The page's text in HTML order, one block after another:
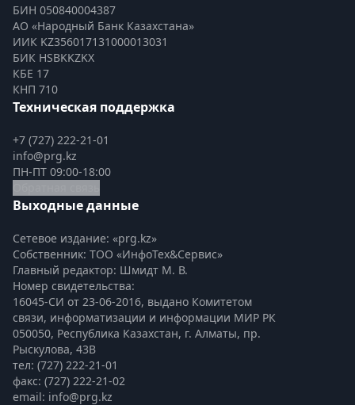
БИН 050840004387
АО «Народный Банк Казахстана»
ИИК KZ356017131000013031
БИК HSBKKZKX
КБЕ 17
КНП 710
Техническая поддержка
+7 (727) 222-21-01
info@prg.kz
ПН-ПТ 09:00-18:00
Выходные данные
Сетевое издание: «prg.kz»
Собственник: ТОО «ИнфоТех&Сервис»
Главный редактор: Шмидт М. В.
Номер свидетельства:
16045-СИ от 23-06-2016, выдано Комитетом
связи, информатизации и информации МИР РК
050050, Республика Казахстан, г. Алматы, пр.
Рыскулова, 43В
тел: (727) 222-21-01
факс: (727) 222-21-02
email: info@prg.kz